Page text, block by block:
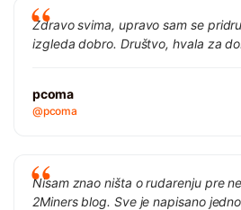
Zdravo svima, upravo sam se
izgleda dobro. Društvo, hvala za
pcoma
@pcoma
Nisam znao ništa o rudarenju pre
2Miners blog. Sve je napisano